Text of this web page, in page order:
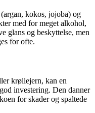
kokos, jojoba) og
med for meget alkohol,
glans og beskyttelse, men
for ofte.
krøllejern, kan en
investering. Den danner
for skader og spaltede